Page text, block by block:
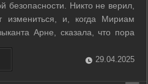
безопасности. Никто не верил,
измениться, и, когда Мириам
Арне, сказала, что пора
в Швецию, Арне с улыбкой
слухи, с нами ничего
29.04.2025